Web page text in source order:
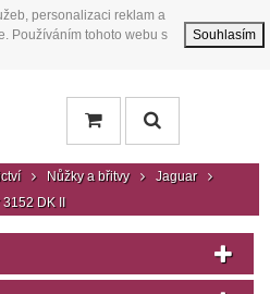
personalizaci reklam a
Používáním tohoto webu s
Souhlasím
Nůžky a břitvy
Jaguar
DK II